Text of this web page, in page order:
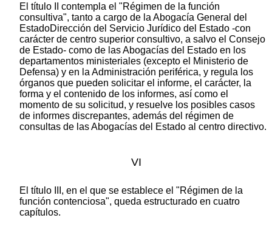
El título II contempla el "Régimen de la función
consultiva", tanto a cargo de la Abogacía General del
EstadoDirección del Servicio Jurídico del Estado -con
carácter de centro superior consultivo, a salvo el Consejo
de Estado- como de las Abogacías del Estado en los
departamentos ministeriales (excepto el Ministerio de
Defensa) y en la Administración periférica, y regula los
órganos que pueden solicitar el informe, el carácter, la
forma y el contenido de los informes, así como el
momento de su solicitud, y resuelve los posibles casos
de informes discrepantes, además del régimen de
consultas de las Abogacías del Estado al centro directivo.
VI
El título III, en el que se establece el "Régimen de la
función contenciosa", queda estructurado en cuatro
capítulos.